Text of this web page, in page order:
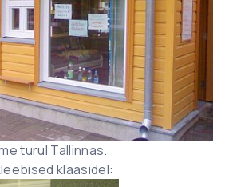
turul Tallinnas.
klaasidel: